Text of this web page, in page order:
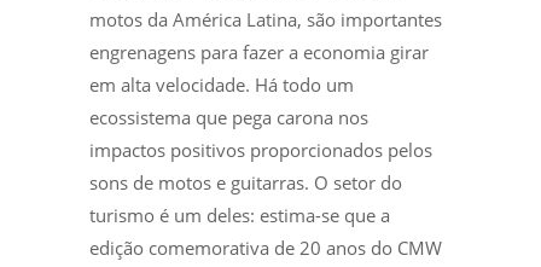
motos da América Latina, são importantes
engrenagens para fazer a economia girar
em alta velocidade. Há todo um
ecossistema que pega carona nos
impactos positivos proporcionados pelos
sons de motos e guitarras. O setor do
turismo é um deles: estima-se que a
edição comemorativa de 20 anos do CMW